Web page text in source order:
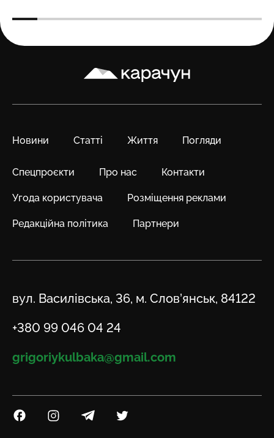
Карачун
Новини Статті Життя Погляди
Спецпроєкти Про нас Контакти
Угода користувача Розміщення реклами
Редакційна політика Партнери
Адреса
вул. Василівська, 36, м. Слов’янськ, 84122
Телефон
+380 99 046 04 24
Email
grigoriykulbaka@gmail.com
Посилання на Facebook
Посилання на Instagram
Посилання на Telegram
Посилання на Twitter